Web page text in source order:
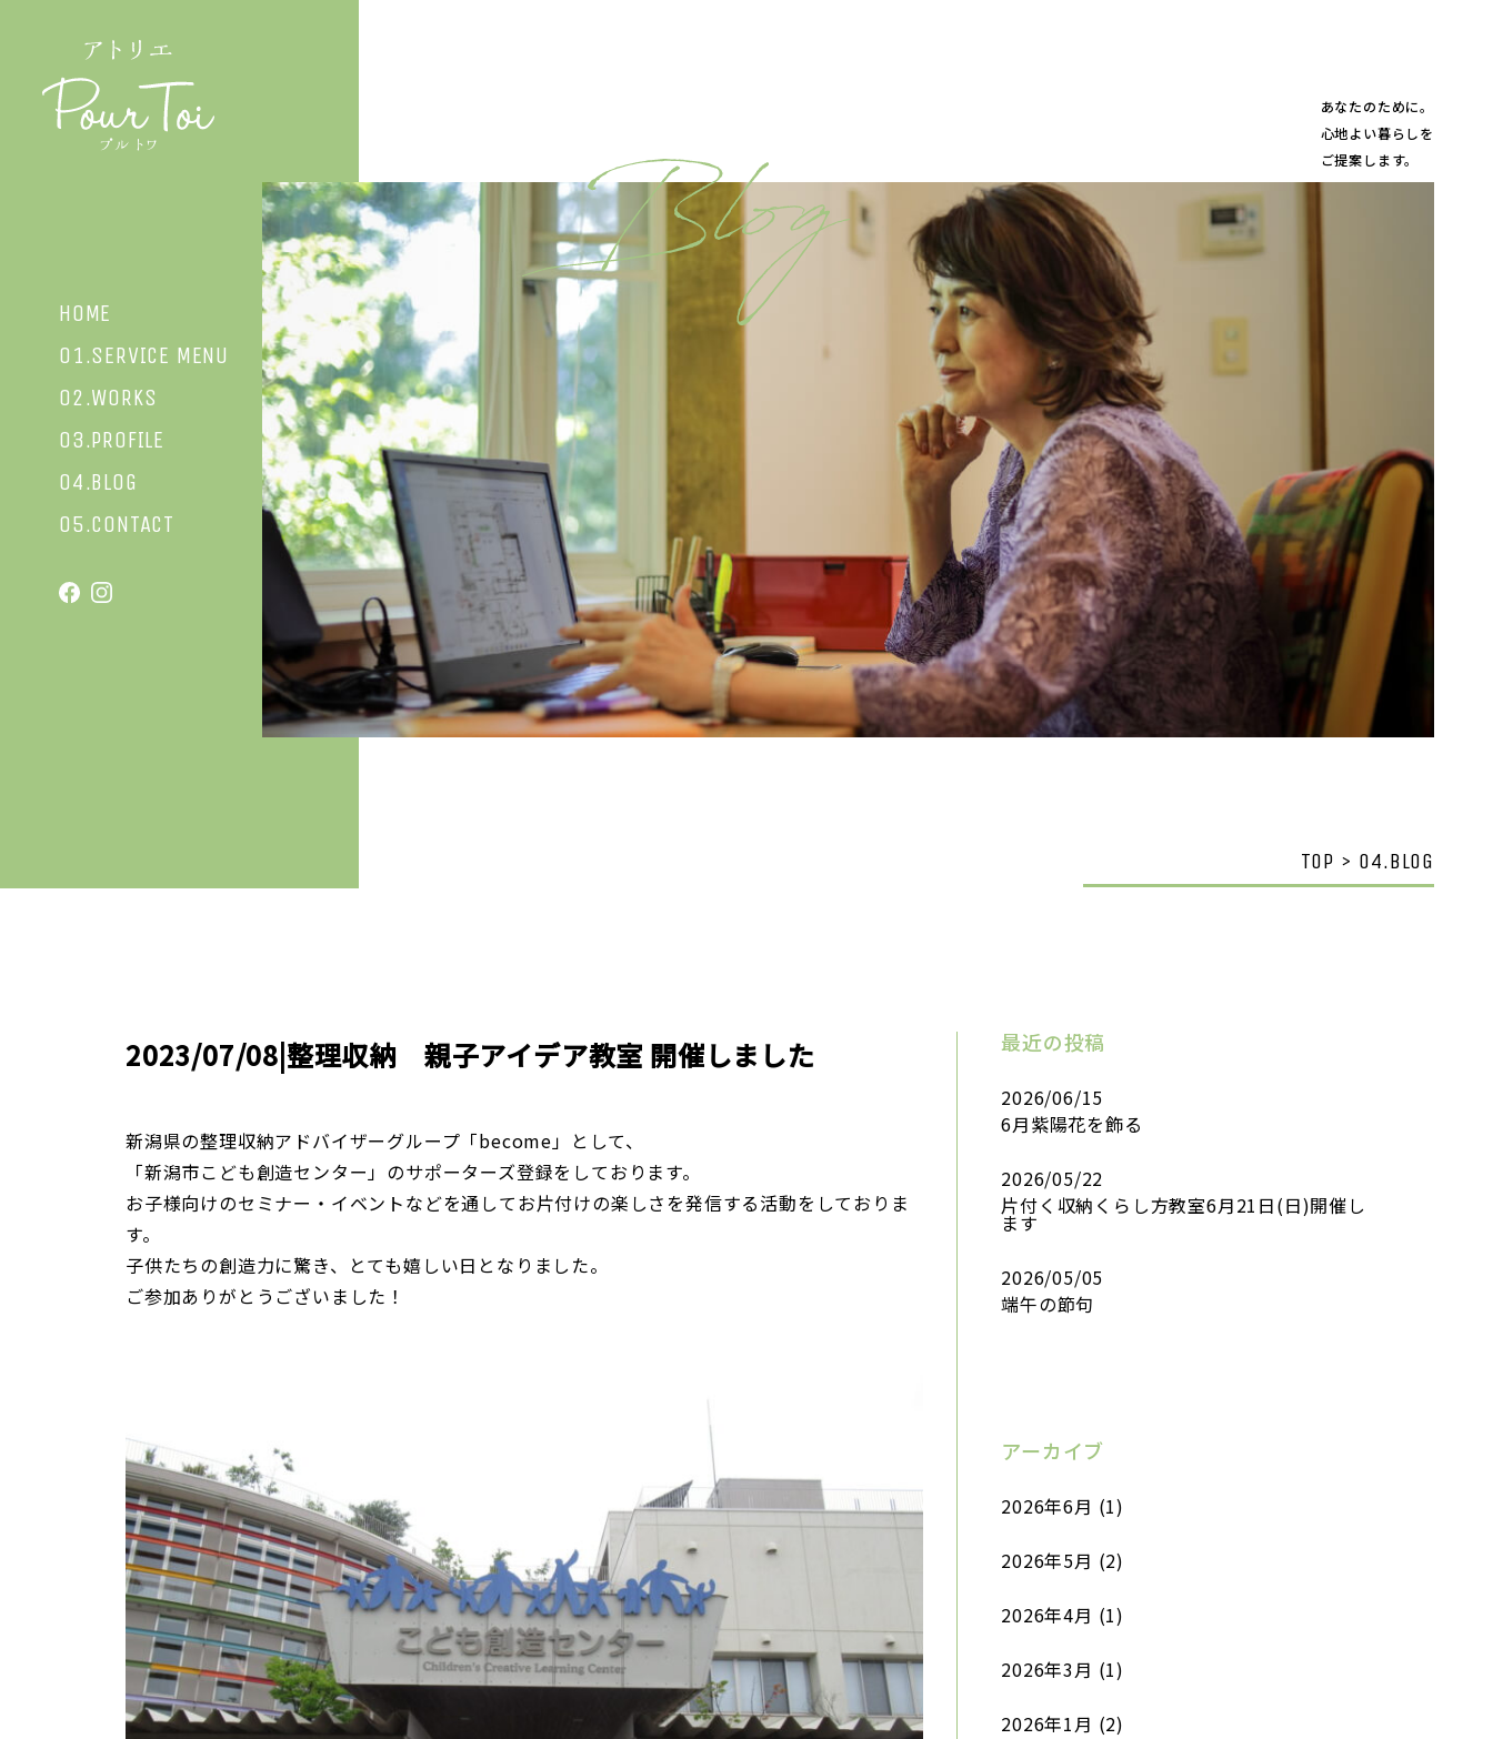
あなたのために。
心地よい暮らしを
ご提案します。
HOME
01.SERVICE MENU
02.WORKS
03.PROFILE
04.BLOG
05.CONTACT
TOP > 04.BLOG
2023/07/08|整理収納 親子アイデア教室 開催しました
新潟県の整理収納アドバイザーグループ「become」として、
「新潟市こども創造センター」のサポーターズ登録をしております。
お子様向けのセミナー・イベントなどを通してお片付けの楽しさを発信する活動をしておりま
す。
子供たちの創造力に驚き、とても嬉しい日となりました。
ご参加ありがとうございました！
最近の投稿
2026/06/15
6月紫陽花を飾る
2026/05/22
片付く収納くらし方教室6月21日(日)開催し
ます
2026/05/05
端午の節句
アーカイブ
2026年6月 (1)
2026年5月 (2)
2026年4月 (1)
2026年3月 (1)
2026年1月 (2)